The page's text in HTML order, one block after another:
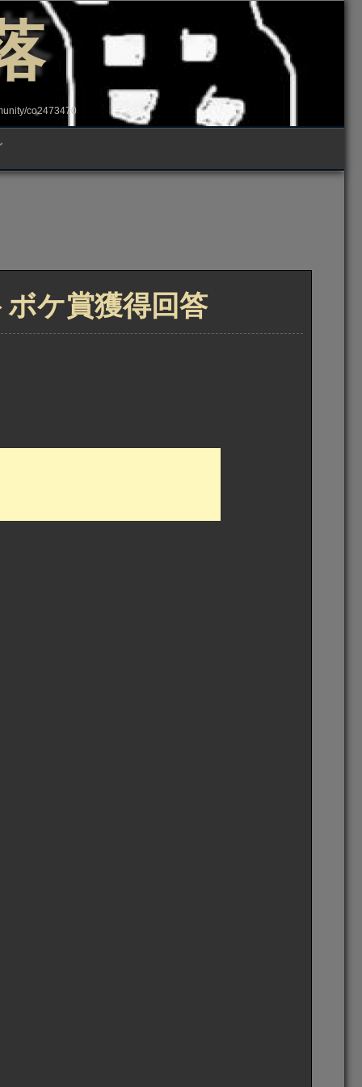
co2473470
ケ賞獲得回答